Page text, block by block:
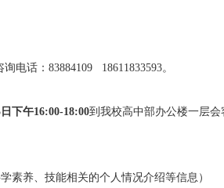
询电话：83884109 18611833593。
日下午16:00-18:00到我校高中部办公楼一层会
素养、技能相关的个人情况介绍等信息）